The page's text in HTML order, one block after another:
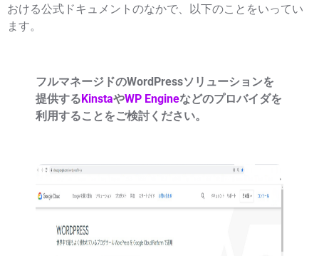
おける公式ドキュメントのなかで、以下のことをいってい
ます。
フルマネージドのWordPressソリューションを
提供する KinstaやWP Engineなどのプロバイダを
利用することをご検討ください。